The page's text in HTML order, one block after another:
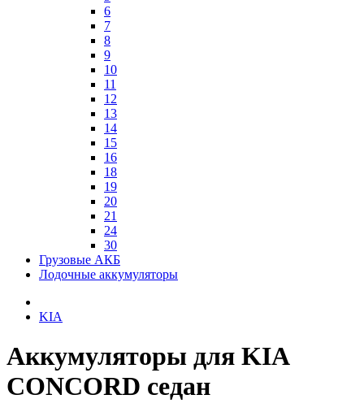
6
7
8
9
10
11
12
13
14
15
16
18
19
20
21
24
30
Грузовые АКБ
Лодочные аккумуляторы
KIA
Аккумуляторы для KIA
CONCORD седан